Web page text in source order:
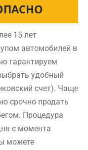
15 лет
автомобилей в
гарантируем
удобный
счет). Чаще
срочно продать
Процедура
с момента
можете